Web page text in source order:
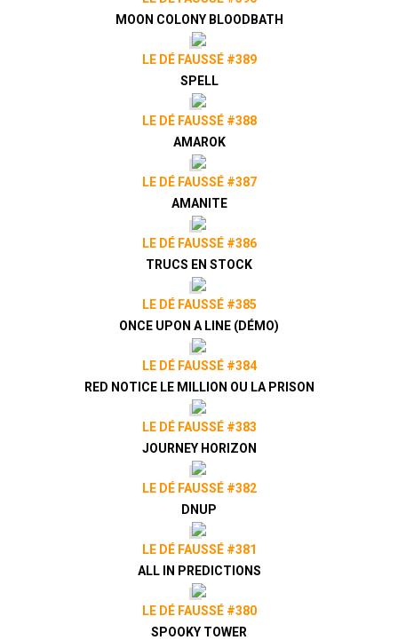
de notre collectif, le Vaisseau Hyper
patreon.com/vaisseauhypersensas
Découvrez également notre site
https://discord.gg/uGxNp6n
MOON COLONY BLOODBATH
LE DÉ FAUSSÉ #389
SPELL
LE DÉ FAUSSÉ #388
AMAROK
LE DÉ FAUSSÉ #387
AMANITE
LE DÉ FAUSSÉ #386
TRUCS EN STOCK
LE DÉ FAUSSÉ #385
ONCE UPON A LINE (DÉMO)
LE DÉ FAUSSÉ #384
RED NOTICE LE MILLION OU LA PRISON
LE DÉ FAUSSÉ #383
JOURNEY HORIZON
LE DÉ FAUSSÉ #382
DNUP
LE DÉ FAUSSÉ #381
ALL IN PREDICTIONS
LE DÉ FAUSSÉ #380
SPOOKY TOWER